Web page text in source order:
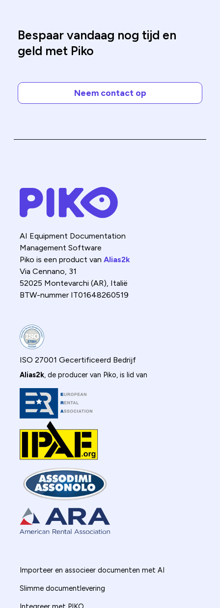
Bespaar vandaag nog tijd en
geld met Piko
Neem contact op
AI Equipment Documentation
Management Software
Piko is een product van Alias2k
Via Cennano, 31
52025 Montevarchi (AR), Italië
BTW-nummer IT01648260519
ISO 27001 Gecertificeerd Bedrijf
Alias2k, de producer van Piko, is lid van
Importeer en associeer documenten met AI
Slimme documentlevering